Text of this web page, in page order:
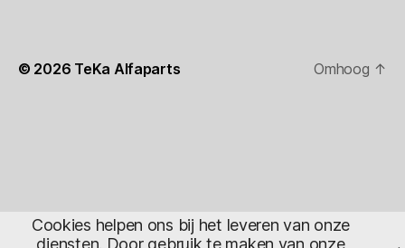
© 2026 TeKa Alfaparts Omhoog ↑
Cookies helpen ons bij het leveren van onze
diensten. Door gebruik te maken van onze